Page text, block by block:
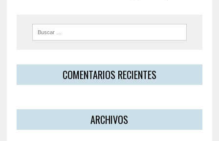
COMENTARIOS RECIENTES
ARCHIVOS